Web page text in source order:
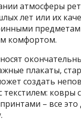
атмосферы
лет или их
комфортом.
плакаты,
создать
ковры
– все это